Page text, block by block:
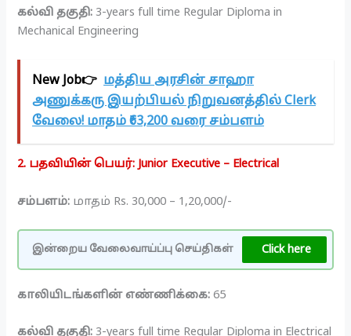
கல்வி தகுதி: 3-years full time Regular Diploma in
Mechanical Engineering
New Job👉 மத்திய அரசின் சாஹா
அணுக்கரு இயற்பியல் நிறுவனத்தில் Clerk
வேலை! மாதம் ₹63,200 வரை சம்பளம்
2. பதவியின் பெயர்: Junior Executive – Electrical
சம்பளம்: மாதம் Rs. 30,000 – 1,20,000/-
இன்றைய வேலைவாய்ப்பு செய்திகள் Click here
காலியிடங்களின் எண்ணிக்கை: 65
கல்வி தகுதி: 3-years full time Regular Diploma in Electrical